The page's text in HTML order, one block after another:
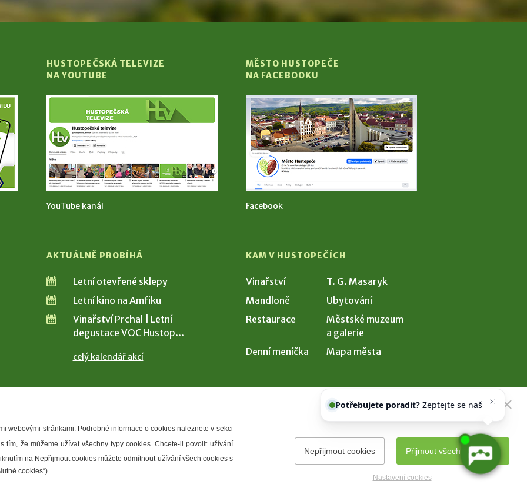
HUSTOPEČSKÁ TELEVIZE
NA YOUTUBE
YouTube kanál
MĚSTO HUSTOPEČE
NA FACEBOOKU
Facebook
AKTUÁLNĚ PROBÍHÁ
Letní otevřené sklepy
Letní kino na Amfiku
Vinařství Prchal | Letní
degustace VOC Hustop...
celý kalendář akcí
KAM V HUSTOPEČÍCH
Vinařství
T. G. Masaryk
Mandloně
Ubytování
Restaurace
Městské muzeum
a galerie
Denní meníčka
Mapa města
webovými stránkami. Podrobné informace o cookies naleznete v sekci
tím, že můžeme užívat všechny typy cookies. Chcete-li povolit užívání
na Nepřijmout cookies můžete odmítnout užívání všech cookies s
cookies“).
Přijmout všechny cookies
Nepřijmout cookies
Nastavení cookies
našeho asistentaChettyho.